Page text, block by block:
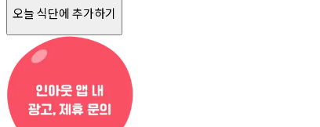
오늘 식단에 추가하기